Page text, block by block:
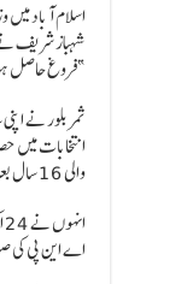
اسلام آباد
شہباز شریف نے
فروغ حاصل ہوگا۔”
انتخابات میں
والی 16 سال بعد پہلی خاتون بنیں، جو خواتین کی سیاسی نمائندگی کے حوالے سے ایک اہم سنگ میل تھا۔
اے این پی کی